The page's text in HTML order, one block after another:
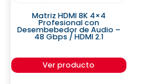
Matriz HDMI 8K 4×4
Profesional con
Desembebedor de Audio –
48 Gbps / HDMI 2.1
Ver producto